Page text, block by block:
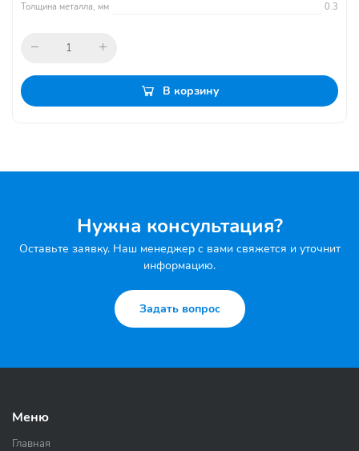
Толщина металла, мм
0.3
В корзину
Нужна консультация?
Оставьте заявку. Наш менеджер с вами свяжется и уточнит
информацию.
Задать вопрос
Меню
Главная